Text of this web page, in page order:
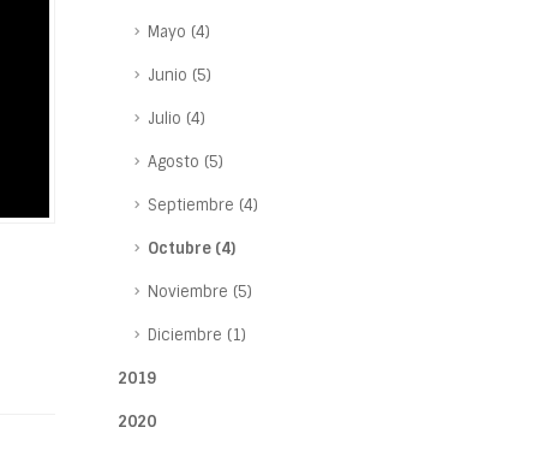
Mayo (4)
Junio (5)
Julio (4)
Agosto (5)
Septiembre (4)
Octubre (4)
Noviembre (5)
Diciembre (1)
2019
2020